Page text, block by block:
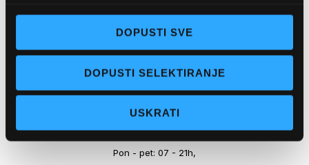
DOPUSTI SVE
DOPUSTI SELEKTIRANJE
USKRATI
webshop@optikanjego.hr
OPTIKA NJEGO, POSLOVNICA 2
+385-(0)21-612-709
Pon - pet: 07 - 21h,